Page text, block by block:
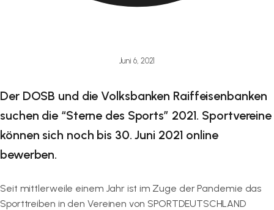
Juni 6, 2021
Der DOSB und die Volksbanken Raiffeisenbanken
suchen die “Sterne des Sports” 2021. Sportvereine
können sich noch bis 30. Juni 2021 online
bewerben.
Seit mittlerweile einem Jahr ist im Zuge der Pandemie das
Sporttreiben in den Vereinen von SPORTDEUTSCHLAND